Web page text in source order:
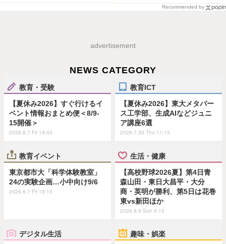
Recommended by
advertisement
NEWS CATEGORY
教育・受験
【夏休み2026】すぐ行けるイ
ベント情報おまとめ便＜8/9-
15開催＞
2026.8.7 Fri 19:45
教育ICT
【夏休み2026】東大メタバー
ス工学部、生成AIなどジュニ
ア講座6選
2026.7.30 Thu 11:15
教育イベント
東京都市大「科学体験教室」
24の実験企画…小中向け9/6
2026.8.7 Fri 18:15
生活・健康
【高校野球2026夏】第4日青
森山田・東日大昌平・大分
商・英明が勝利、第5日は花巻
東vs新田ほか
2026.8.9 Sun 9:15
デジタル生活 趣味・娯楽